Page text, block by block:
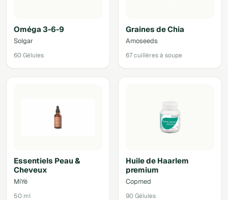
Oméga 3-6-9
Solgar
60 Gélules
Graines de Chia
Amoseeds
67 cuillères à soupe
Essentiels Peau &
Cheveux
MiYé
50 ml
Huile de Haarlem
premium
Copmed
90 Gélules